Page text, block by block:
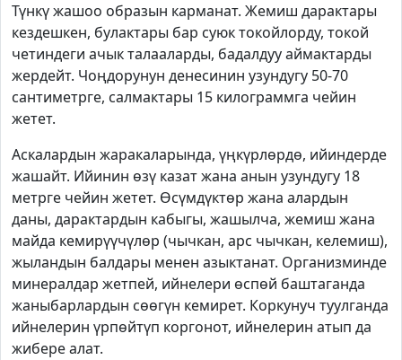
Түнкү жашоо образын карманат. Жемиш дарактары
кездешкен, булактары бар суюк токойлорду, токой
четиндеги ачык талааларды, бадалдуу аймактарды
жердейт. Чоңдорунун денесинин узундугу 50-70
сантиметрге, салмактары 15 килограммга чейин
жетет.
Аскалардын жаракаларында, үңкүрлөрдө, ийиндерде
жашайт. Ийинин өзү казат жана анын узундугу 18
метрге чейин жетет. Өсүмдүктөр жана алардын
даны, дарактардын кабыгы, жашылча, жемиш жана
майда кемирүүчүлөр (чычкан, арс чычкан, келемиш),
жыландын балдары менен азыктанат. Организминде
минералдар жетпей, ийнелери өспөй баштаганда
жаныбарлардын сөөгүн кемирет. Коркунуч туулганда
ийнелерин үрпөйтүп коргонот, ийнелерин атып да
жибере алат.